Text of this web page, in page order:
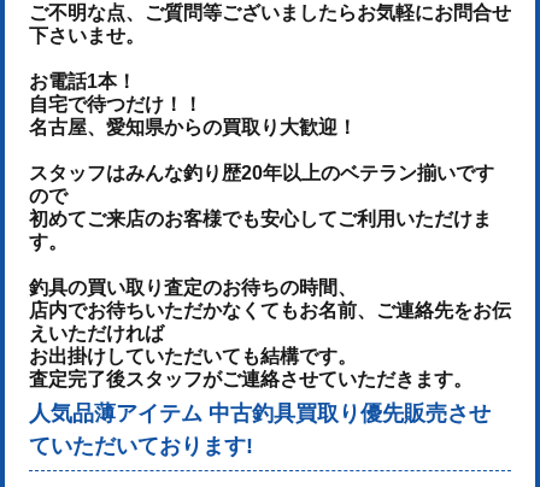
ご不明な点、ご質問等ございましたらお気軽にお問合せ
下さいませ。
お電話1本！
自宅で待つだけ！！
名古屋、愛知県からの買取り大歓迎！
スタッフはみんな釣り歴20年以上のベテラン揃いです
ので
初めてご来店のお客様でも安心してご利用いただけま
す。
釣具の買い取り査定のお待ちの時間、
店内でお待ちいただかなくてもお名前、ご連絡先をお伝
えいただければ
お出掛けしていただいても結構です。
査定完了後スタッフがご連絡させていただきます。
人気品薄アイテム 中古釣具買取り優先販売させ
ていただいております!